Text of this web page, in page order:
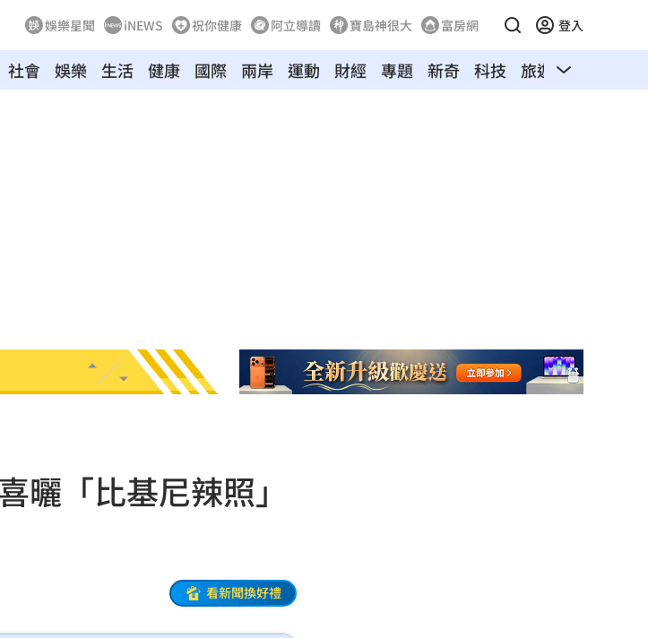
娛樂星聞 iNEWS 祝你健康 阿立導讀 寶島神很大 富房網 登入
社會 娛樂 生活 健康 國際 兩岸 運動 財經 專題 新奇 科技 旅遊 汽車
曬「比基尼辣照」
看新聞換好禮